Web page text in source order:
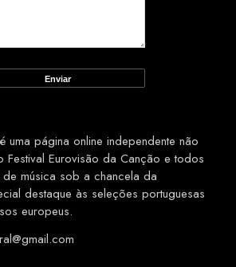
uma página online independente não
Eurovisão da Canção e todos
música sob a chancela da
destaque às seleções portuguesas
europeus.